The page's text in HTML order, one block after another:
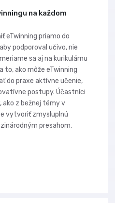
na každom
eTwinning priamo do
podporoval učivo, nie
sa aj na kurikulárnu
to, ako môže eTwinning
do praxe aktívne učenie,
postupy. Účastníci
ako z bežnej témy v
vytvoriť zmysluplnú
presahom.